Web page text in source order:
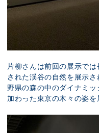
片柳さんは前回の展示で
された渓谷の自然を展示
野県の森の中のダイナミ
加わった東京の木々の姿を